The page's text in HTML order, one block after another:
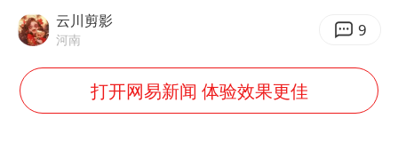
36岁男演员成景区NPC后人气爆棚
几元成本的AI广告导致千万市值蒸发
云川剪影
河南 9
打开网易新闻 体验效果更佳